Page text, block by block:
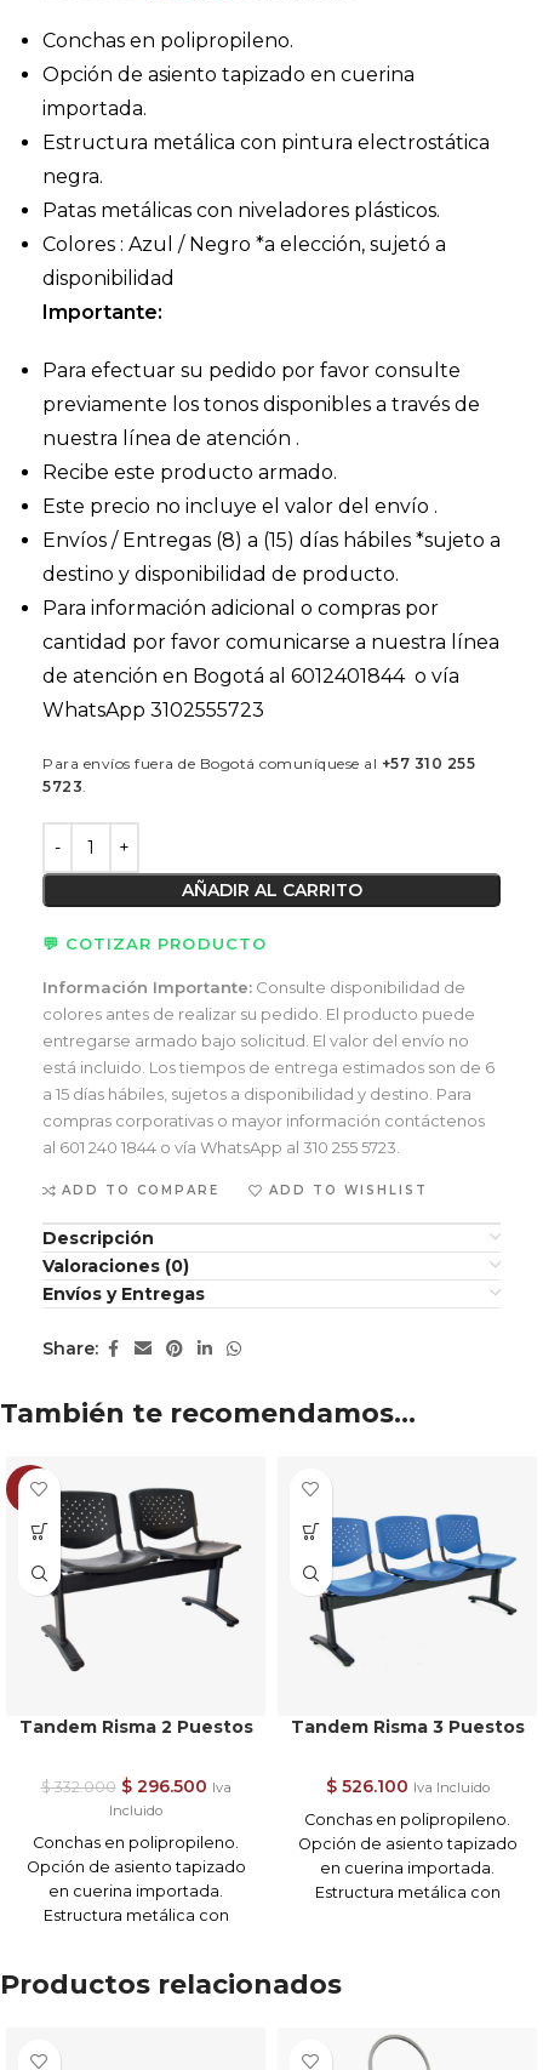
Conchas en polipropileno.
Opción de asiento tapizado en cuerina
importada.
Estructura metálica con pintura electrostática
negra.
Patas metálicas con niveladores plásticos.
Colores : Azul / Negro *a elección, sujetó a
disponibilidad
Importante:
Para efectuar su pedido por favor consulte
previamente los tonos disponibles a través de
nuestra línea de atención .
Recibe este producto armado.
Este precio no incluye el valor del envío .
Envíos / Entregas (8) a (15) días hábiles *sujeto a
destino y disponibilidad de producto.
Para información adicional o compras por
cantidad por favor comunicarse a nuestra línea
de atención en Bogotá al 6012401844 o vía
WhatsApp 3102555723
Para envíos fuera de Bogotá comuníquese al +57 310 255
5723
AÑADIR AL CARRITO
💬 COTIZAR PRODUCTO
Información Importante: Consulte disponibilidad de
colores antes de realizar su pedido. El producto puede
entregarse armado bajo solicitud. El valor del envío no
está incluido. Los tiempos de entrega estimados son de 6
a 15 días hábiles, sujetos a disponibilidad y destino. Para
compras corporativas o mayor información contáctenos
al 601 240 1844 o vía WhatsApp al 310 255 5723.
ADD TO COMPARE ADD TO WISHLIST
Descripción
Valoraciones (0)
Envíos y Entregas
Share:
También te recomendamos…
-11%
Tandem Risma 2 Puestos
$332.000 $296.500 Iva
Incluido
Conchas en polipropileno.
Opción de asiento tapizado
en cuerina importada.
Estructura metálica con
niveladores plásticos.
Tandem Risma 3 Puestos
$526.100 Iva Incluido
Conchas en polipropileno.
Opción de asiento tapizado
en cuerina importada.
Estructura metálica con
Colores : Azul / Negro *a
disponibilidad
Importante:
Productos relacionados